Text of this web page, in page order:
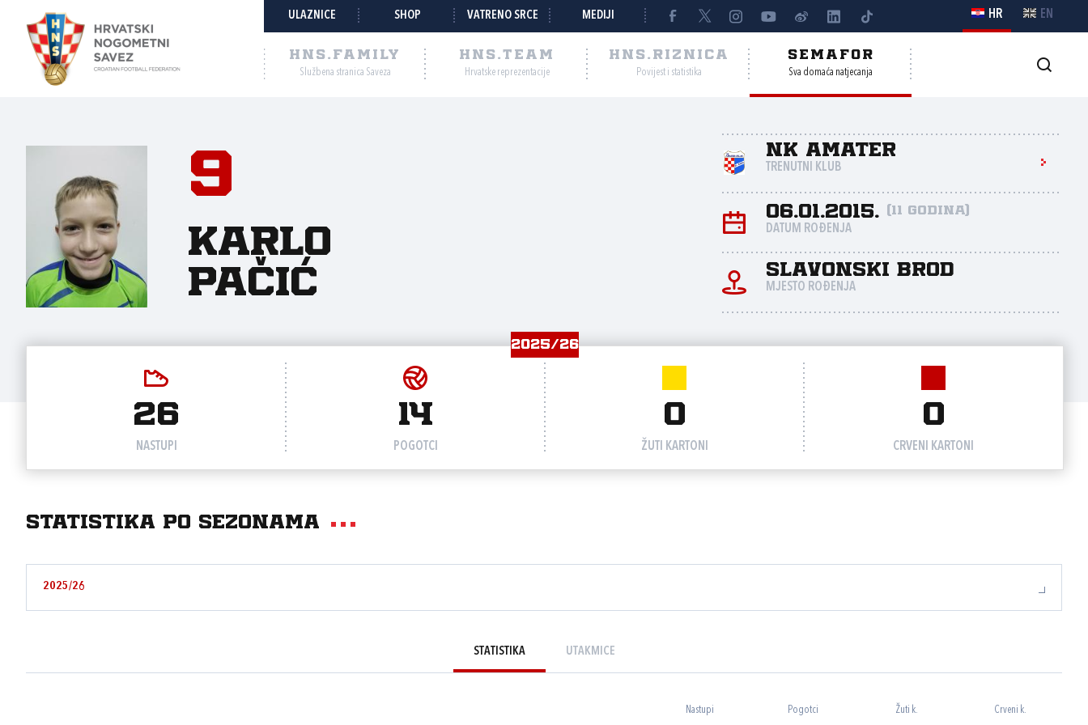
ULAZNICE SHOP VATRENO SRCE MEDIJI HR EN
HNS.FAMILY
Službena stranica Saveza
HNS.TEAM
Hrvatske reprezentacije
HNS.RIZNICA
Povijest i statistika
SEMAFOR
Sva domaća natjecanja
9
Karlo
Pačić
NK Amater
TRENUTNI KLUB
06.01.2015. (11 godina)
DATUM ROĐENJA
Slavonski Brod
MJESTO ROĐENJA
2025/26
26
NASTUPI
14
POGOTCI
0
ŽUTI KARTONI
0
CRVENI KARTONI
Statistika po sezonama
2025/26
STATISTIKA UTAKMICE
Nastupi Pogotci Žuti k. Crveni k.